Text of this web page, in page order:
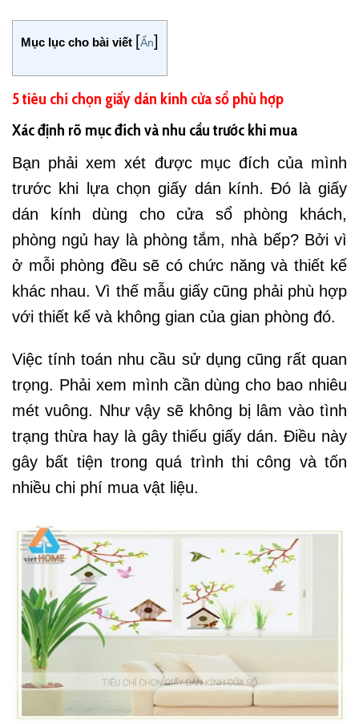
Mục lục cho bài viết [Ẩn]
5 tiêu chí chọn giấy dán kính cửa sổ phù hợp
Xác định rõ mục đích và nhu cầu trước khi mua
Bạn phải xem xét được mục đích của mình
trước khi lựa chọn giấy dán kính. Đó là giấy
dán kính dùng cho cửa sổ phòng khách,
phòng ngủ hay là phòng tắm, nhà bếp? Bởi vì
ở mỗi phòng đều sẽ có chức năng và thiết kế
khác nhau. Vì thế mẫu giấy cũng phải phù hợp
với thiết kế và không gian của gian phòng đó.
Việc tính toán nhu cầu sử dụng cũng rất quan
trọng. Phải xem mình cần dùng cho bao nhiêu
mét vuông. Như vậy sẽ không bị lâm vào tình
trạng thừa hay là gây thiếu giấy dán. Điều này
gây bất tiện trong quá trình thi công và tốn
nhiều chi phí mua vật liệu.